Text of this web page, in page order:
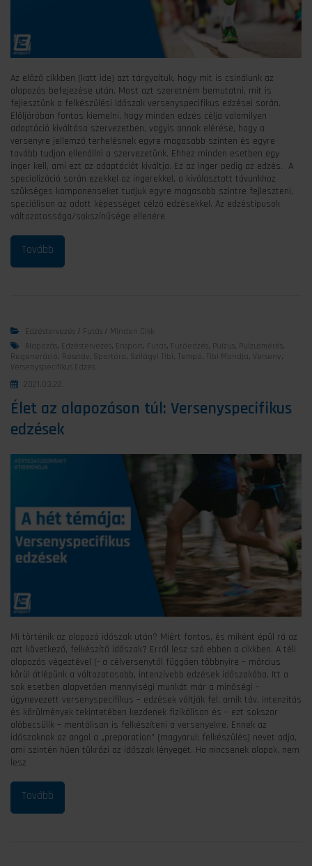
Az előző cikkben (katt ide) azt tárgyaltuk, hogy mit is csinálunk az
alapozás befejezése után. Most azt szeretném bemutatni, mit is
fejlesztünk a felkészülési időszak versenyspecifikus edzései során.
Elöljáróban fontos kiemelni, hogy minden edzés célja valamilyen
adaptáció kiváltása szervezetben, vagyis annak elérése, hogy a
versenyre jellemző terhelésnek egyre magasabb szinten és egyre
tovább tudjon ellenállni a szervezetünk. Ehhez minden esetben egy
inger kell, ami ezt az adaptációt kiváltja. Ez az inger pedig az edzés. A
specializáció során ezekkel az ingerekkel, a kiválasztott távunkhoz
szükséges komponenseket tudjuk egyre magasabb szintre fejleszteni,
speciálisan az adott képességet célzó edzésekkel. Az edzéstípusok
változatossága/sokszínűsége ellenére
Edzéstervezés / Futás / Minden Cikk
Alapozás, Edzéstervezés, Ensport , Futás, Futóedzés, Pulzus, Pulzusmérés,
Regeneráció , Résztáv , Sportóra, Szilágyi Tibi, Tempó , Tibi Mondja, Verseny,
Versenyspecifikus Edzés
2021.03.22.
Élet az alapozáson túl: Versenyspecifikus
edzések
Mi történik az alapozó időszak után? Miért fontos, és miként épül rá az
azt következő, felkészítő időszak? Erről lesz szó ebben a cikkben. A téli
alapozás végeztével (- a célversenytől függően többnyire – március
körül átlépünk a változatosabb, intenzívebb edzések időszakába. Itt a
sok esetben alapvetően mennyiségi munkát már a minőségi –
úgynevezett versenyspecifikus – edzések váltják fel, amik táv, intenzitás
és körülmények tekintetében kezdenek fizikálisan és – ezt sokszor
alábecsülik – mentálisan is felkészíteni a versenyekre. Ennek az
időszaknak az angol a „preparation” (magyarul: felkészülés) nevet adja,
ami szintén hűen tükrözi az időszak lényegét. Ha nincsenek alapok, nem
lesz